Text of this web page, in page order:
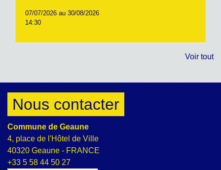
07/07/2026 au 30/08/2026
14:30
Voir tout
Nous contacter
Commune de Geaune
4, place de l'Hôtel de Ville
40320 Geaune - FRANCE
+33 5 58 44 50 27